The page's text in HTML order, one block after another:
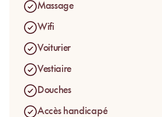
l’eau.
Massage
Wifi
Voiturier
Vestiaire
Douches
Accès handicapé